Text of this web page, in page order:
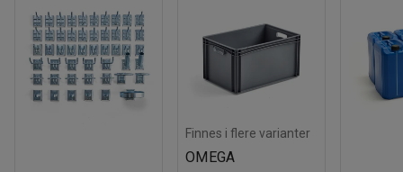
Maksbelastning: 1000
Gitter: Med gitter
Vekt : 65,5 kg
Finnes i flere varianter
OMEGA